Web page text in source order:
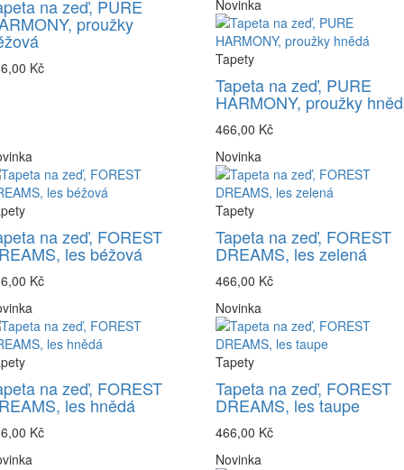
na zeď, PURE
proužky
Kč
Novinka
Tapety
Tapeta na zeď, PURE
HARMONY, proužky
466,00 Kč
na zeď, FOREST
les béžová
Kč
Novinka
Tapety
Tapeta na zeď, FOREST
DREAMS, les zelená
466,00 Kč
na zeď, FOREST
les hnědá
Kč
Novinka
Tapety
Tapeta na zeď, FOREST
DREAMS, les taupe
466,00 Kč
Novinka